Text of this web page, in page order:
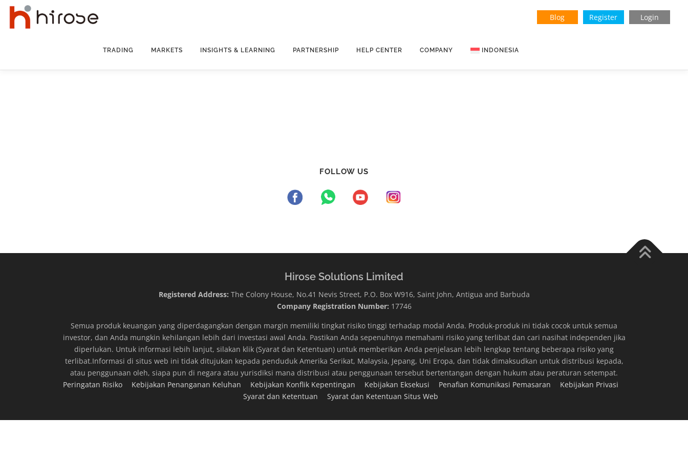
Skip
content
Blog Register Login
TRADING MARKETS INSIGHTS & LEARNING PARTNERSHIP HELP CENTER COMPANY INDONESIA
FOLLOW US
Hirose Solutions Limited
Registered Address: The Colony House, No.41 Nevis Street, P.O. Box W916, Saint John, Antigua and Barbuda
Company Registration Number: 17746
Semua produk keuangan yang diperdagangkan dengan margin memiliki tingkat risiko tinggi terhadap modal Anda. Produk-produk ini tidak cocok untuk semua
investor, dan Anda mungkin kehilangan lebih dari investasi awal Anda. Pastikan Anda sepenuhnya memahami risiko yang terlibat dan cari nasihat independen jika
diperlukan. Untuk informasi lebih lanjut, silakan klik (Syarat dan Ketentuan) untuk memberikan Anda penjelasan lebih lengkap tentang beberapa risiko yang
terlibat.Informasi di situs web ini tidak ditujukan kepada penduduk Amerika Serikat, Malaysia, Jepang, Uni Eropa, dan tidak dimaksudkan untuk distribusi kepada,
atau penggunaan oleh, siapa pun di negara atau yurisdiksi mana distribusi atau penggunaan tersebut bertentangan dengan hukum atau peraturan setempat.
Peringatan Risiko
Kebijakan Penanganan Keluhan Kebijakan Konflik Kepentingan Kebijakan Eksekusi Penafian Komunikasi Pemasaran
Kebijakan Privasi
Syarat dan Ketentuan
Syarat dan Ketentuan Situs Web